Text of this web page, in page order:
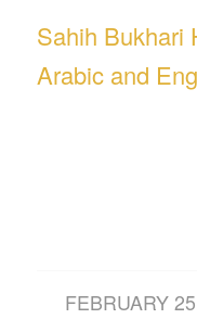
Sahih Bukhari
Arabic and
FEBRUARY /